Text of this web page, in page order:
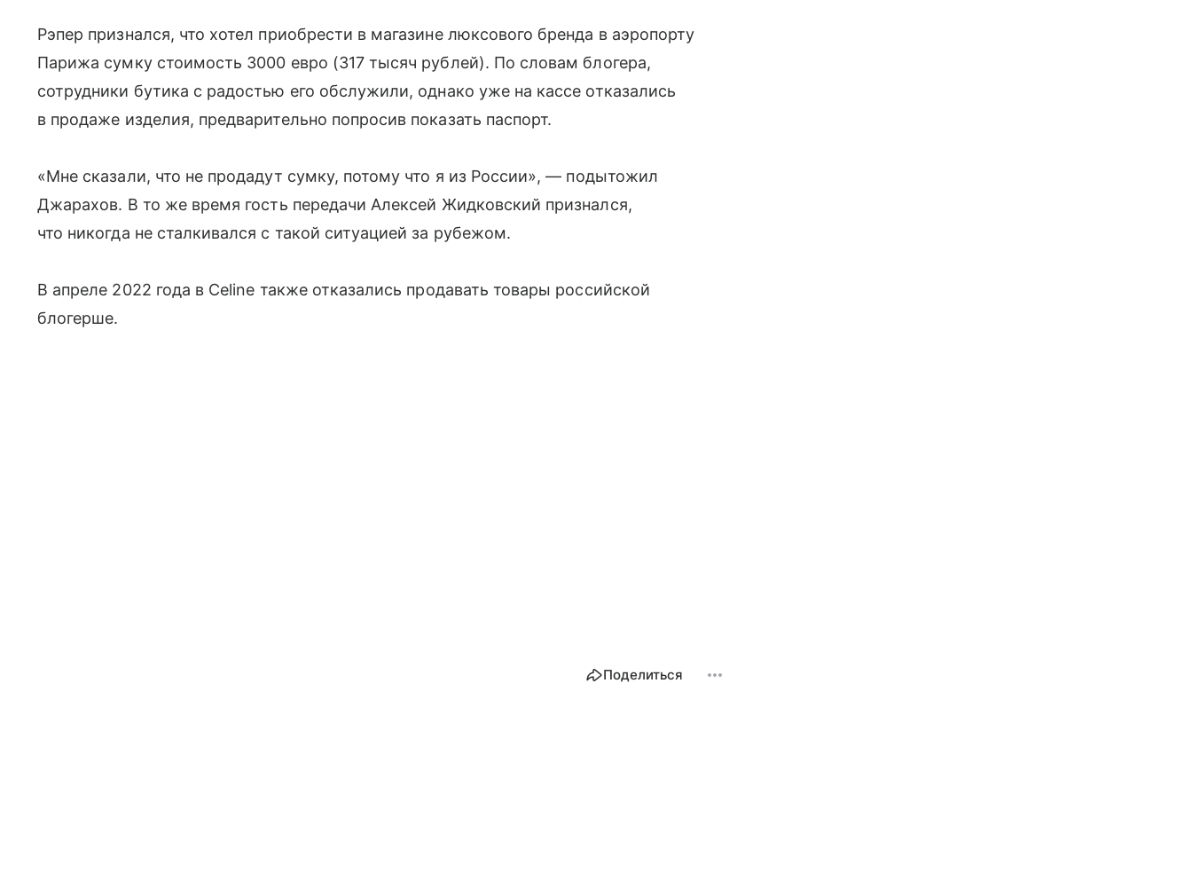
Рэпер признался, что хотел приобрести в магазине люксового бренда в аэропорту
Парижа сумку стоимость 3000 евро (317 тысяч рублей). По словам блогера,
сотрудники бутика с радостью его обслужили, однако уже на кассе отказались
в продаже изделия, предварительно попросив показать паспорт.
«Мне сказали, что не продадут сумку, потому что я из России», — подытожил
Джарахов. В то же время гость передачи Алексей Жидковский признался,
что никогда не сталкивался с такой ситуацией за рубежом.
В апреле 2022 года в Celine также отказались продавать товары российской
блогерше.
Поделиться